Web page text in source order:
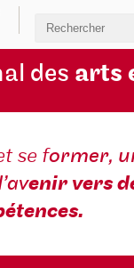
des arts
se former,
enir vers